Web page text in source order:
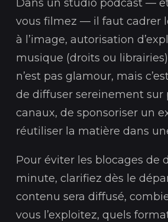
Dans un studio podcast —
vous filmez — il faut cadrer
à l’image, autorisation
musique (droits ou
n’est pas glamour, mais
de diffuser sereinement sur
canaux, de sponsoriser un
réutiliser la matière dans
Pour éviter les blocages de
minute, clarifiez dès le
contenu sera diffusé,
vous l’exploitez, quels